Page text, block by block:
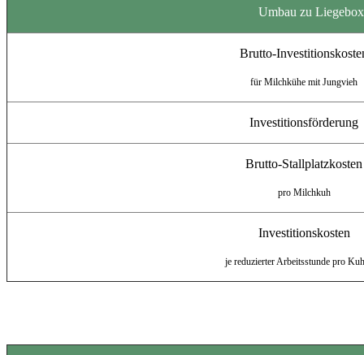
Umbau zu
Brutto-
für Milchkühe mit Jungvieh
Investitionsförderung
Brutto-Stallplatzkosten
pro Milchkuh
Investitionskosten
je reduzierter Arbeitsstunde pro